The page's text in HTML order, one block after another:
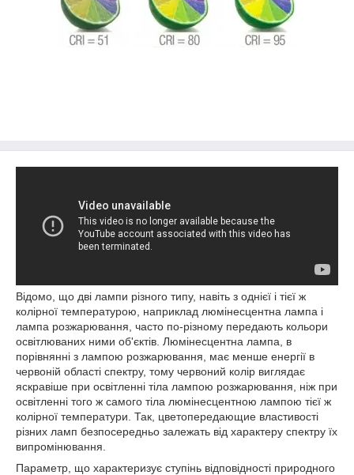
Відомо, що дві лампи різного типу, навіть з однієї і тієї ж
колірної температурою, наприклад люмінесцентна лампа і
лампа розжарювання, часто по-різному передають кольори
освітлюваних ними об'єктів. Люмінесцентна лампа, в
порівнянні з лампою розжарювання, має менше енергії в
червоній області спектру, тому червоний колір виглядає
яскравіше при освітленні тіла лампою розжарювання, ніж при
освітленні того ж самого тіла люмінесцентною лампою тієї ж
колірної температури. Так, цветопередающие властивості
різних ламп безпосередньо залежать від характеру спектру їх
випромінювання.
Параметр, що характеризує ступінь відповідності природного